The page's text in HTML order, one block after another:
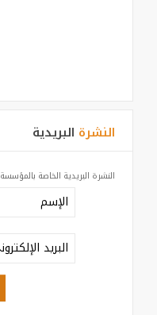
النشرة البريدية
النشرة البريدية الخاصة بالمؤسسة